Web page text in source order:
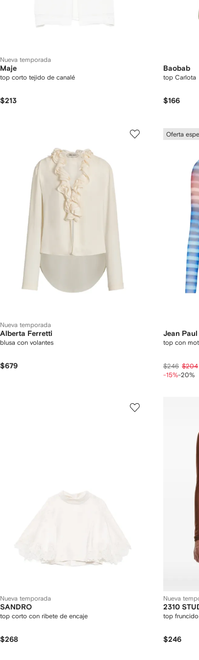
Nueva temporada
Maje
top corto tejido de canalé
$213
Baobab
top Carlota
$166
Nueva temporada
Alberta Ferretti
blusa con volantes
$679
Oferta
Jean
top con
$246 $204
-15%-20%
Nueva temporada
SANDRO
top corto con ribete de encaje
$268
Nueva
2310
top
$246